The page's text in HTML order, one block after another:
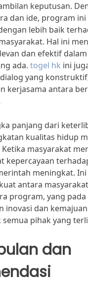
keputusan.
dan ide, program
lebih baik
Hal ini
dan efektif
ada. togel hk ini
yang
kerjasama antara
panjang dari
kualitas hidup
masyarakat
kepercayaan
meningkat.
antara
program, yang
inovasi dan
pihak yang
dan